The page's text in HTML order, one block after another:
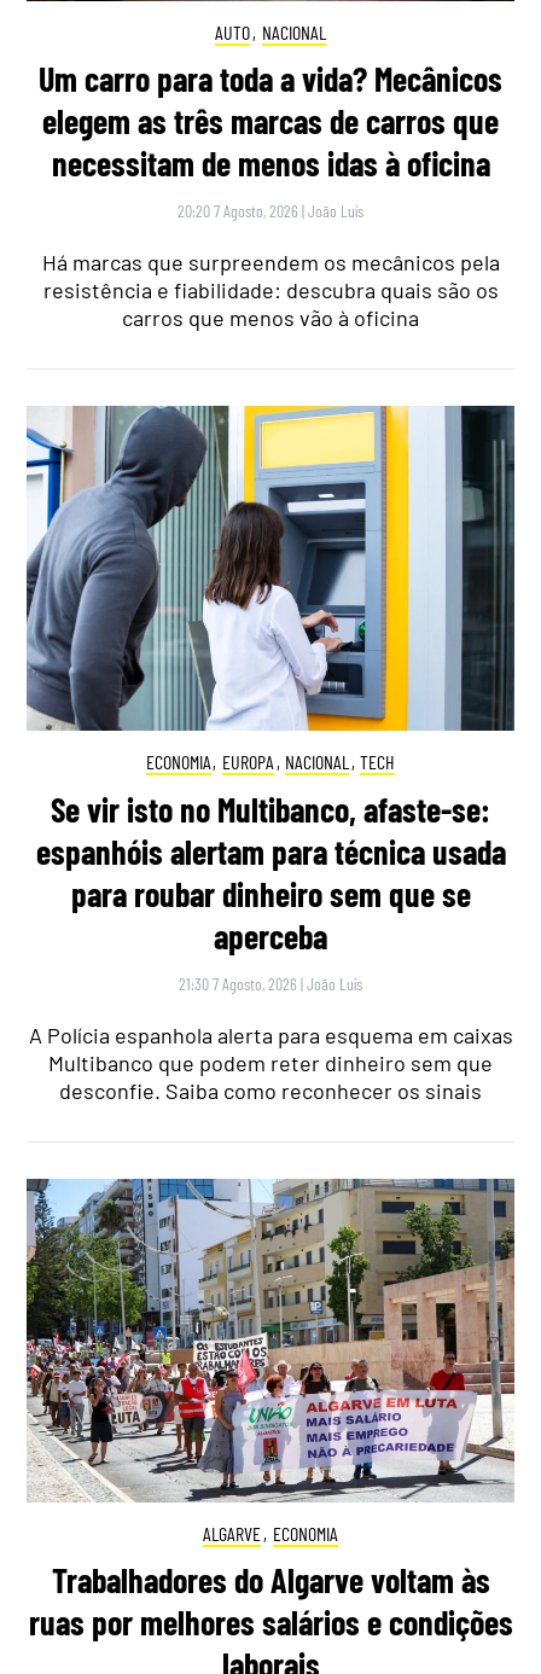
AUTO, NACIONAL
Um carro para toda a vida? Mecânicos
elegem as três marcas de carros que
necessitam de menos idas à oficina
20:20 7 Agosto, 2026 |João Luís
Há marcas que surpreendem os mecânicos pela
resistência e fiabilidade: descubra quais são os
carros que menos vão à oficina
ECONOMIA, EUROPA , NACIONAL , TECH
Se vir isto no Multibanco, afaste-se:
espanhóis alertam para técnica usada
para roubar dinheiro sem que se
aperceba
21:30 7 Agosto, 2026 |João Luís
A Polícia espanhola alerta para esquema em caixas
Multibanco que podem reter dinheiro sem que
desconfie. Saiba como reconhecer os sinais
ALGARVE, ECONOMIA
Trabalhadores do Algarve voltam às
ruas por melhores salários e condições
laborais